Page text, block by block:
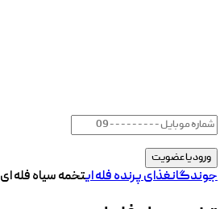
جوندگانغذای پرنده فله ایتخمه سیاه فله ای